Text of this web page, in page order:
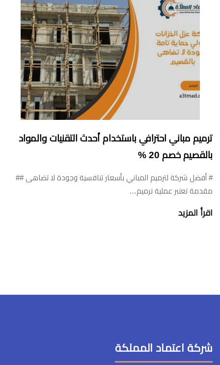
ترميم مباني احترافي باستخدام أحدث التقنيات والمواد
بالقصيم خصم 20 %
# أفضل شركة لترميم المباني بأسعار تنافسية وجودة لا تضاهى ##
مقدمة تعتبر عملية ترميم…
اقرأ المزيد
شركة اعتماد المملكة